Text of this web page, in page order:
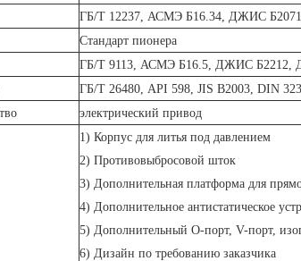
ГБ/Т 12237, АСМЭ Б16.34, ДЖИС
Стандарт пионера
ГБ/Т 9113, АСМЭ Б16.5, ДЖИС Б2212,
ГБ/Т 26480, API 598, JIS B2003, DIN
электрический привод
1) Корпус для литья под давлением
2) Противовыбросовой шток
3) Дополнительная платформа для
4) Дополнительное антистатическое
5) Дополнительный O-порт, V-порт,
6) Дизайн по требованию заказчика